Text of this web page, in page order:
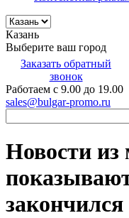
Казань
Выберите ваш город
Заказать обратный
звонок
Работаем с 9.00 до 19.00
sales@bulgar-promo.ru
Новости
закончился